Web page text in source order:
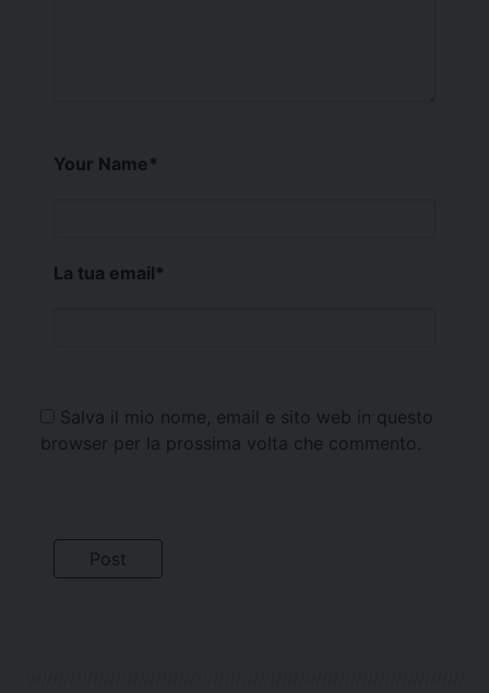
Your Name*
La tua email*
Salva il mio nome, email e sito web in questo
browser per la prossima volta che commento.